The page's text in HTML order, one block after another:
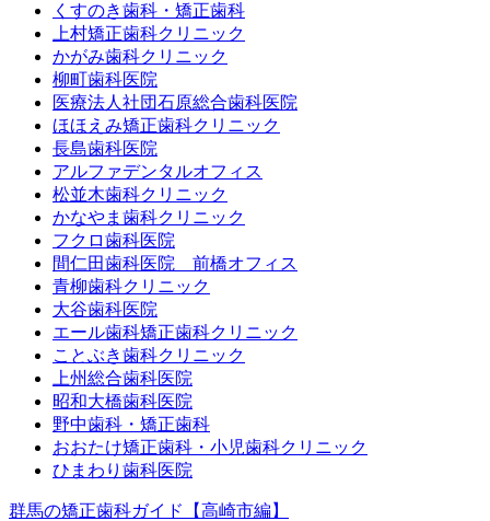
くすのき歯科・矯正歯科
上村矯正歯科クリニック
かがみ歯科クリニック
柳町歯科医院
医療法人社団石原総合歯科医院
ほほえみ矯正歯科クリニック
長島歯科医院
アルファデンタルオフィス
松並木歯科クリニック
かなやま歯科クリニック
フクロ歯科医院
間仁田歯科医院 前橋オフィス
青柳歯科クリニック
大谷歯科医院
エール歯科矯正歯科クリニック
ことぶき歯科クリニック
上州総合歯科医院
昭和大橋歯科医院
野中歯科・矯正歯科
おおたけ矯正歯科・小児歯科クリニック
ひまわり歯科医院
群馬の矯正歯科ガイド【高崎市編】